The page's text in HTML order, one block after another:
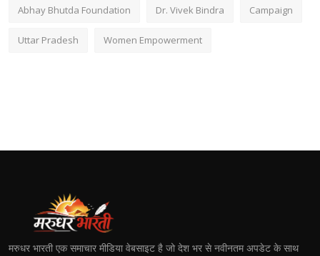
Abhay Bhutda Foundation Dr. Vivek Bindra Campaign
Uttar Pradesh Women Empowerment
मरुधर भारती एक समाचार मीडिया वेबसाइट है जो देश भर से नवीनतम अपडेट के साथ